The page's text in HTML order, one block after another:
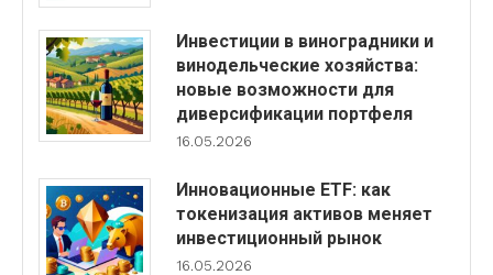
Инвестиции в виноградники и
винодельческие хозяйства:
новые возможности для
диверсификации портфеля
16.05.2026
Инновационные ETF: как
токенизация активов меняет
инвестиционный рынок
16.05.2026